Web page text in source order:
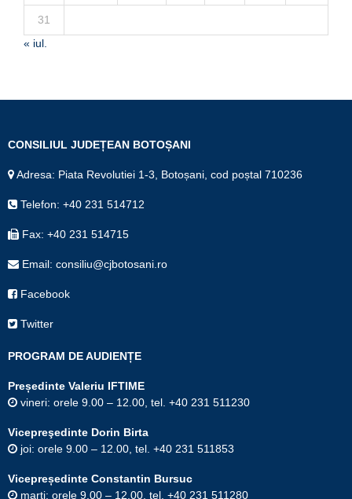
31
« iul.
CONSILIUL JUDEȚEAN BOTOȘANI
Adresa: Piata Revolutiei 1-3, Botoșani, cod poștal 710236
Telefon: +40 231 514712
Fax: +40 231 514715
Email: consiliu@cjbotosani.ro
Facebook
Twitter
PROGRAM DE AUDIENȚE
Președinte Valeriu IFTIME
vineri: orele 9.00 – 12.00, tel. +40 231 511230
Vicepreşedinte Dorin Birta
joi: orele 9.00 – 12.00, tel. +40 231 511853
Vicepreședinte Constantin Bursuc
marți: orele 9.00 – 12.00, tel. +40 231 511280